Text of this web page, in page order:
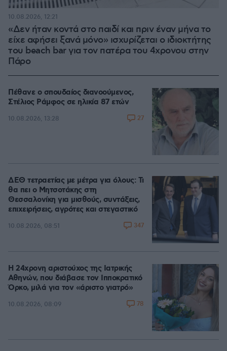
«Δεν ήταν κοντά στο παιδί και πριν έναν μήνα το
είχε αφήσει ξανά μόνο» ισχυρίζεται ο ιδιοκτήτης
του beach bar για τον πατέρα του 4χρονου στην
Πάρο
10.08.2026, 12:21
Πέθανε ο σπουδαίος διανοούμενος,
Στέλιος Ράμφος σε ηλικία 87 ετών
10.08.2026, 13:28 27
ΔΕΘ τετραετίας με μέτρα για όλους: Τι
θα πει ο Μητσοτάκης στη
Θεσσαλονίκη για μισθούς, συντάξεις,
επιχειρήσεις, αγρότες και στεγαστικό
10.08.2026, 08:51 347
Η 24χρονη αριστούχος της Ιατρικής
Αθηνών, που διάβασε τον Ιπποκρατικό
Όρκο, μιλά για τον «άριστο γιατρό»
10.08.2026, 08:09 78